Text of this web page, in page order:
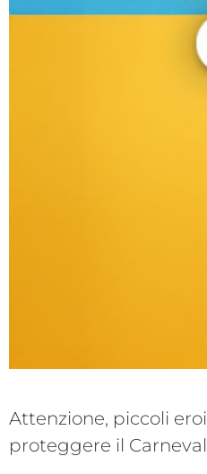
Attenzione, piccoli
proteggere il